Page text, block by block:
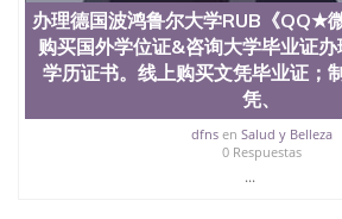
公司专业制作、办理、仿制、成绩
教育部学历学位认证、毕业证、成
文凭、假文凭假毕业证假学历书制
理、仿制学位证书、毕业证文凭、文
证认证、留服认证、使馆认证、使
回国人员证明、留学生认证、学历认
位认证、留学生学历认证、留学生学
凭学历、美国文凭学历、澳洲文凭学
办理德国波鸿鲁尔大学RUB《QQ★
购买国外学位证&咨询大学毕业证
学历证书。线上购买文凭毕业证；
凭、
dfnsen Salud y Belleza
0 Respuestas
...